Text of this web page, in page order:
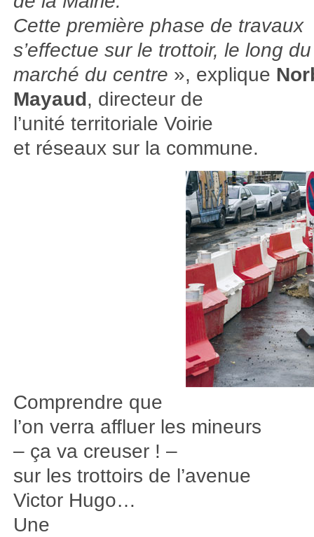
Cette première phase de travaux
s’effectue sur le trottoir, le long du
marché du centre », explique
Mayaud, directeur de
l’unité territoriale Voirie
et réseaux sur la commune.
Comprendre que
l’on verra affluer les mineurs
– ça va creuser ! –
sur les trottoirs de l’avenue
Victor Hugo…
Une